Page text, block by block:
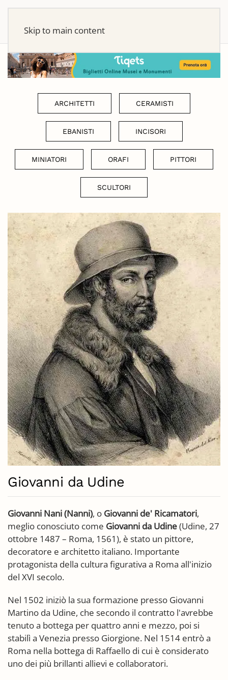
Skip to main content
ARCHITETTI CERAMISTI
EBANISTI INCISORI
MINIATORI ORAFI PITTORI
SCULTORI
Giovanni da Udine
Giovanni Nani (Nanni), o Giovanni de' Ricamatori,
meglio conosciuto come Giovanni da Udine(Udine, 27
ottobre 1487 – Roma, 1561), è stato un pittore,
decoratore e architetto italiano. Importante
protagonista della cultura figurativa a Roma all'inizio
del XVI secolo.
Nel 1502 iniziò la sua formazione presso Giovanni
Martino da Udine, che secondo il contratto l'avrebbe
tenuto a bottega per quattro anni e mezzo, poi si
stabilì a Venezia presso Giorgione. Nel 1514 entrò a
Roma nella bottega di Raffaello di cui è considerato
uno dei più brillanti allievi e collaboratori.